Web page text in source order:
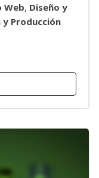
Web, Diseño y
Producción